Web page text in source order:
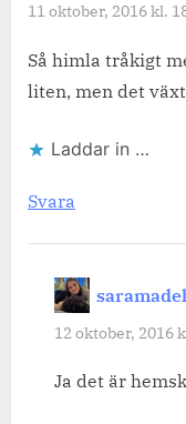
11 oktober, 2016 kl.
Så himla tråkigt
liten, men det
Laddar in …
Svara
12 oktober, 2016
Ja det är